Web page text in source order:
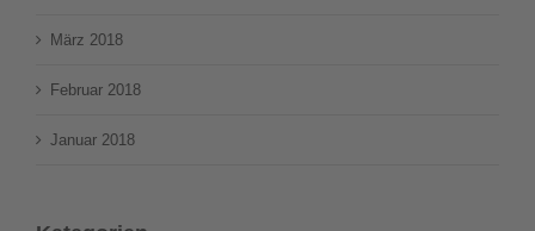
März 2018
Februar 2018
Januar 2018